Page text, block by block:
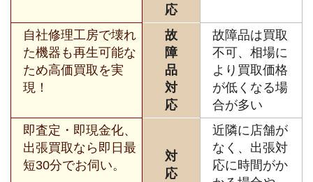
応
自社修理工房で壊れ
た機器も再生可能な
ため高価買取を実
現！
故
障
品
対
応
故障品は買取
不可、相場に
より買取価格
が低くなる場
合が多い
即査定・即現金化、
出張買取なら即日最
短30分でお伺い。
対
応
近隣に店舗が
なく、出張対
応に時間がか